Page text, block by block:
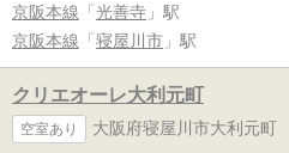
京阪本線 「 光善寺 」駅
京阪本線 「 寝屋川市 」駅
クリエオーレ大利元町
空室あり 大阪府寝屋川市大利元町